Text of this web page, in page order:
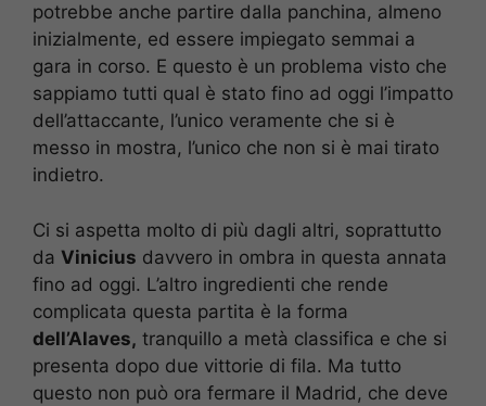
potrebbe anche partire dalla panchina, almeno
inizialmente, ed essere impiegato semmai a
gara in corso. E questo è un problema visto che
sappiamo tutti qual è stato fino ad oggi l’impatto
dell’attaccante, l’unico veramente che si è
messo in mostra, l’unico che non si è mai tirato
indietro.
Ci si aspetta molto di più dagli altri, soprattutto
da Vinicius davvero in ombra in questa annata
fino ad oggi. L’altro ingredienti che rende
complicata questa partita è la forma
dell’Alaves, tranquillo a metà classifica e che si
presenta dopo due vittorie di fila. Ma tutto
questo non può ora fermare il Madrid, che deve